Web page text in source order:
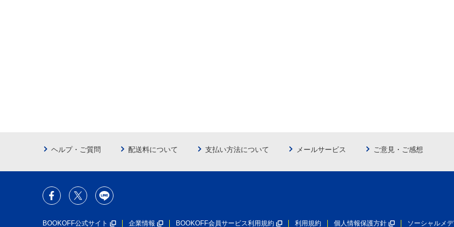
ヘルプ・ご質問 配送料について 支払い方法について メールサービス ご意見・ご感想
BOOKOFF公式サイト 企業情報 BOOKOFF会員サービス利用規約 利用規約 個人情報保護方針 ソーシャルメ